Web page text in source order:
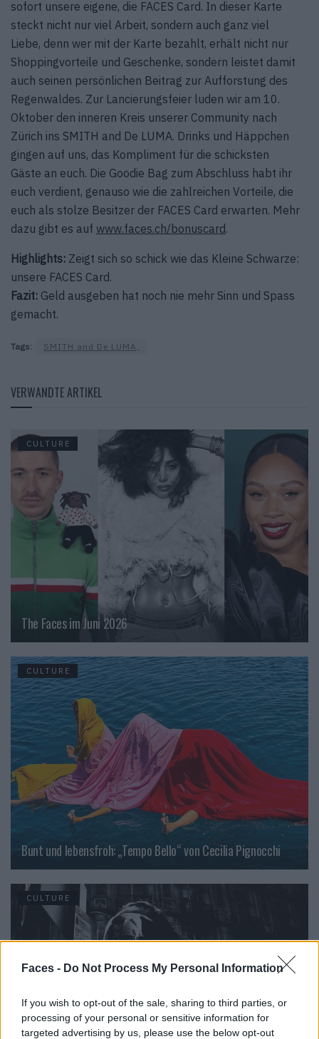
Faces - Do Not Process My Personal Information
If you wish to opt-out of the sale, sharing to third parties, or
processing of your personal or sensitive information for
targeted advertising by us, please use the below opt-out
sofort unsere eigene, die FACES Card. In dieser Karte
steckt nicht nur viel Arbeit, sondern auch ganz viel
Liebe, denn wer mit der Karte bezahlt, erhält nicht nur
Shoppingvorteile und Geschenke, sondern leistet damit
auch seinen persönlichen Beitrag zur Aufforstung des
Regenwaldes. Zur Lancierungsfeier luden wir am 10.
Oktober den inneren Kreis unserer Community nach
Zürich ins SMITH and De LUMA. Drinks und Häppchen
gingen auf uns, das Kompliment für die schicksten
Gäste an euch. Die Goodie Bag zum Abschluss habt ihr
euch verdient, genauso wie die zahlreichen Vorteile, die
euch als stolze Besitzer der FACES Card erwarten. Mehr
dazu gibt es auf www.faces.ch/bonuscard.
Highlights: Zeigt sich so schick wie das Kleine Schwarze:
unsere FACES Card.
Fazit: Geld ausgeben hat noch nie mehr Sinn und Spass
gemacht.
Tags: SMITH and De LUMA,
VERWANDTE ARTIKEL
CULTURE
The Faces im Juni 2026
CULTURE
Bunt und lebensfroh: „Tempo Bello“ von Cecilia Pignocchi
CULTURE